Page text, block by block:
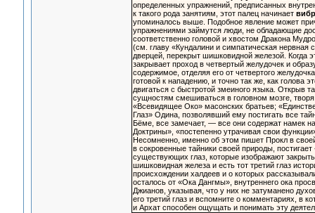
определенных упражнений, предписанных
к такого рода занятиям, этот палец начинает
упоминалось выше. Подобное явление может
упражнениями займутся люди, не обладающие
соответственно головой и хвостом Дракона
(см. главу «Кундалини и симпатическая нервная
дверцей, перекрыт шишковидной железой. Когда
закрывает проход в четвертый желудочек и
содержимое, отделяя его от четвертого
готовой к нападению, и точно так же, как голова
двигаться с быстротой змеиного языка.
сущностям смешиваться в головном мозге,
«Всевидящее Око» масонских братьев;
Глаз» Одина, позволявший ему постигать все
Бёме, все замечает, — все они содержат намек
Доктрины», «постепенно утрачивая свои
Несомненно, именно об этом пишет Прокл в
в сокровенные тайники своей природы,
существующих глаз, которые изображают
шишковидная железа и есть тот третий глаз
происхождении халдеев и о которых
осталось от «Ока Дангмы», внутреннего ока
Джианов, указывая, что у них не затуманено
его третий глаз и вспомните о комментариях, в
и Архат способен ощущать и понимать эту